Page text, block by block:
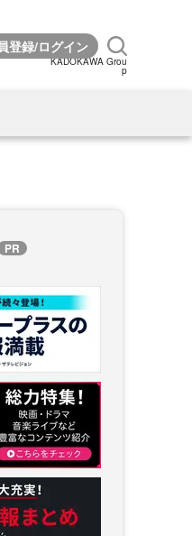
KADOKAWA Grou
p